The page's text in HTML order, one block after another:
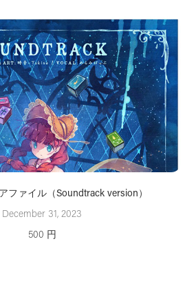
ファイル（Soundtrack version）
December 31, 2023
500 円